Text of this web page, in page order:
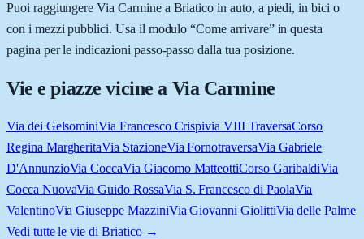
Puoi raggiungere Via Carmine a Briatico in auto, a piedi, in bici o
con i mezzi pubblici. Usa il modulo “Come arrivare” in questa
pagina per le indicazioni passo-passo dalla tua posizione.
Vie e piazze vicine a Via Carmine
Via dei GelsominiVia Francesco Crispivia VIII TraversaCorso
Regina MargheritaVia StazioneVia FornotraversaVia Gabriele
D'AnnunzioVia CoccaVia Giacomo MatteottiCorso GaribaldiVia
Cocca NuovaVia Guido RossaVia S. Francesco di PaolaVia
ValentinoVia Giuseppe MazziniVia Giovanni GiolittiVia delle Palme
Vedi tutte le vie di Briatico→